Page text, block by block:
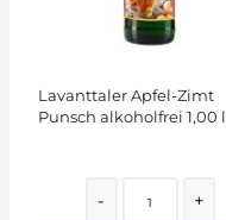
Lavanttaler Apfel-Zimt
Punsch alkoholfrei 1,00 l
- +